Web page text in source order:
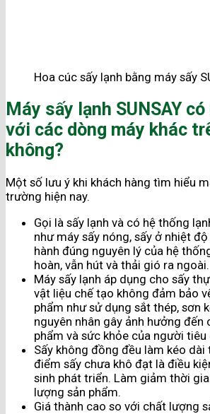
Hoa cúc sấy lạnh bằng máy sấy
Máy sấy lạnh SUNSAY
với các dòng máy khác
không?
Một số lưu ý khi khách hàng tìm hiểu
trường hiện nay.
Gọi là sấy lạnh và có hệ thống
như máy sấy nóng, sấy ở nhiệt
hành đúng nguyên lý của hệ
hoàn, vẫn hút và thải gió ra ngoài.
Máy sấy lạnh áp dụng cho sấy
vật liệu chế tạo không đảm bảo
phẩm như sử dụng sắt thép, sơn
nguyên nhân gây ảnh hưởng đến
phẩm và sức khỏe của người tiêu
Sấy không đồng đều làm kéo dài
điểm sấy chưa khô đạt là điều
sinh phát triển. Làm giảm thời
lượng sản phẩm.
Giá thành cao so với chất lượng